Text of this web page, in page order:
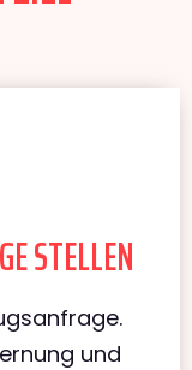
STELLEN
und